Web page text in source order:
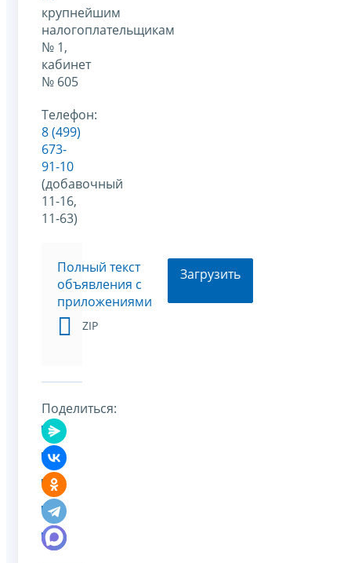
крупнейшим
налогоплательщикам
№ 1,
кабинет
№ 605
Телефон:
8 (499)
673-
91-10
(добавочный
11-16,
11-63)
Полный текст
объявления с
приложениями
ZIP
Загрузить
Поделиться: